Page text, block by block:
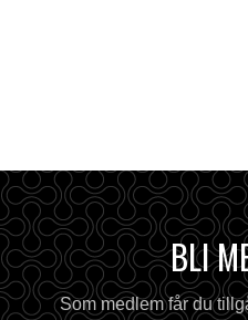
BLI
Som medlem får du